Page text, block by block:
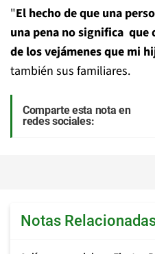
"El hecho de que una
una pena no significa que
de los vejámenes que mi
también sus familiares.
Comparte esta nota en
redes sociales:
Notas